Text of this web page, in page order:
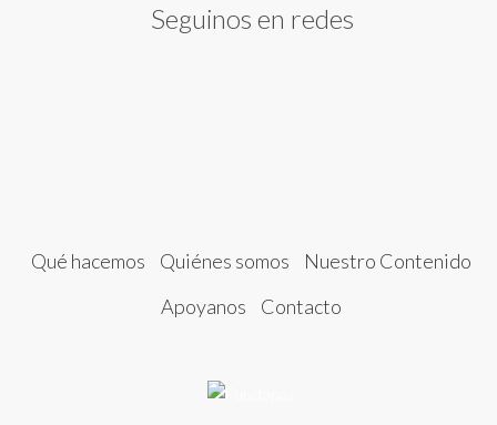
Seguinos en redes
Qué hacemos Quiénes somos
Nuestro Contenido
Apoyanos
Contacto